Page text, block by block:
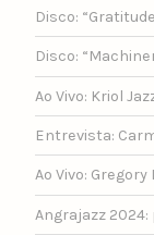
Disco:
Disco:
Ao Vivo: Kriol
Entrevista:
Ao Vivo:
Angrajazz